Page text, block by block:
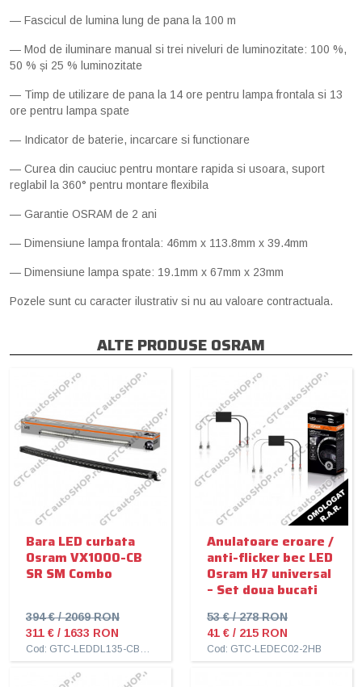
— Fascicul de lumina lung de pana la 100 m
— Mod de iluminare manual si trei niveluri de luminozitate: 100 %,
50 % și 25 % luminozitate
— Timp de utilizare de pana la 14 ore pentru lampa frontala si 13
ore pentru lampa spate
— Indicator de baterie, incarcare si functionare
— Curea din cauciuc pentru montare rapida si usoara, suport
reglabil la 360° pentru montare flexibila
— Garantie OSRAM de 2 ani
— Dimensiune lampa frontala: 46mm x 113.8mm x 39.4mm
— Dimensiune lampa spate: 19.1mm x 67mm x 23mm
Pozele sunt cu caracter ilustrativ si nu au valoare contractuala.
ALTE PRODUSE OSRAM
Bara LED curbata
Osram VX1000-CB
SR SM Combo
394 € / 2069 RON
311 € / 1633 RON
Anulatoare eroare /
anti-flicker bec LED
Osram H7 universal
– Set doua bucati
53 € / 278 RON
41 € / 215 RON
Cod: GTC-LEDEC02-2HB